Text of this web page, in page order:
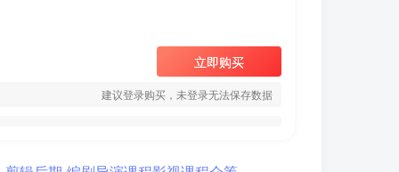
立即购买
建议登录购买，未登录无法保存数据